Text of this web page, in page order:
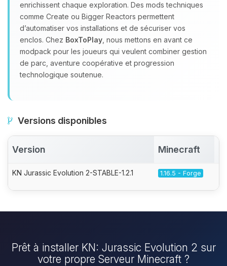
enrichissent chaque exploration. Des mods techniques
comme Create ou Bigger Reactors permettent
d’automatiser vos installations et de sécuriser vos
enclos. Chez BoxToPlay , nous mettons en avant ce
modpack pour les joueurs qui veulent combiner gestion
de parc, aventure coopérative et progression
technologique soutenue.
Versions disponibles
Version Minecraft
KN Jurassic Evolution 2-STABLE-1.2.1 1.16.5 - Forge
Prêt à installer KN: Jurassic Evolution 2 sur
votre propre Serveur Minecraft ?